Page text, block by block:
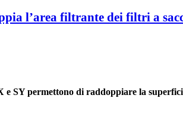
l’area filtrante dei filtri a
e SY permettono di raddoppiare la